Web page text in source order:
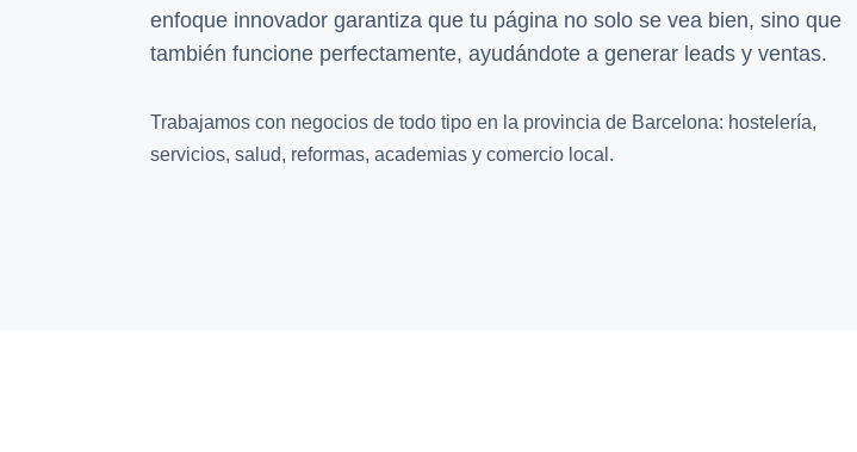
enfoque innovador garantiza que tu página no solo se vea bien, sino que
también funcione perfectamente, ayudándote a generar leads y ventas.
Trabajamos con negocios de todo tipo en la provincia de Barcelona: hostelería,
servicios, salud, reformas, academias y comercio local.